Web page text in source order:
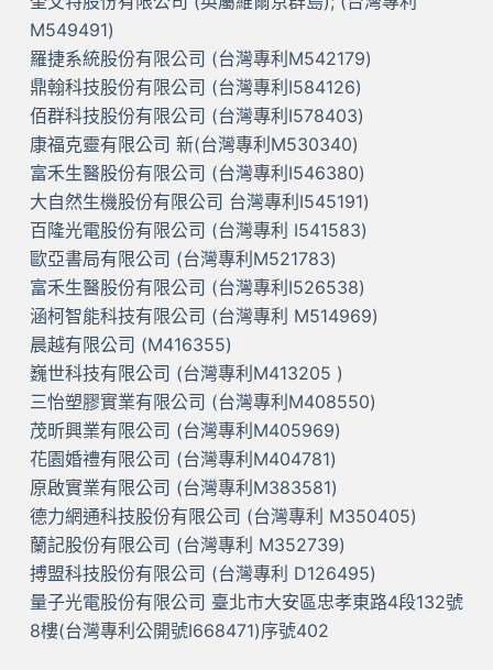
M549491)
羅捷系統股份有限公司 (台灣專利M542179)
鼎翰科技股份有限公司 (台灣專利I584126)
佰群科技股份有限公司 (台灣專利I578403)
康福克靈有限公司 新(台灣專利M530340)
富禾生醫股份有限公司 (台灣專利I546380)
大自然生機股份有限公司 台灣專利I545191)
百隆光電股份有限公司 (台灣專利 I541583)
歐亞書局有限公司 (台灣專利M521783)
富禾生醫股份有限公司 (台灣專利I526538)
涵柯智能科技有限公司 (台灣專利 M514969)
晨越有限公司 (M416355)
巍世科技有限公司 (台灣專利M413205 )
三怡塑膠實業有限公司 (台灣專利M408550)
茂昕興業有限公司 (台灣專利M405969)
花園婚禮有限公司 (台灣專利M404781)
原啟實業有限公司 (台灣專利M383581)
德力網通科技股份有限公司 (台灣專利 M350405)
蘭記股份有限公司 (台灣專利 M352739)
搏盟科技股份有限公司 (台灣專利 D126495)
量子光電股份有限公司 臺北市大安區忠孝東路4段132號
8樓(台灣專利公開號I668471)序號402